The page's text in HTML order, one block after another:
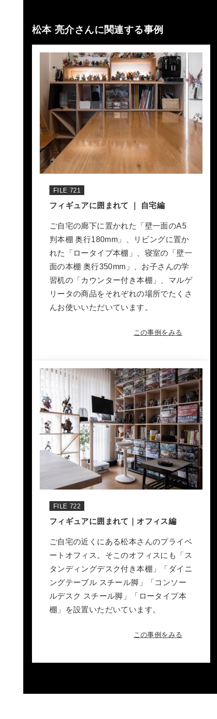
松本 亮介さんに関連する事例
FILE 721
フィギュアに囲まれて ｜ 自宅編
ご自宅の廊下に置かれた「壁一面のA5
判本棚 奥行180mm」、リビングに置か
れた「ロータイプ本棚」、寝室の「壁一
面の本棚 奥行350mm」、お子さんの学
習机の「カウンター付き本棚」、マルゲ
リータの商品をそれぞれの場所でたくさ
んお使いいただいています。
この事例をみる
FILE 722
フィギュアに囲まれて｜オフィス編
ご自宅の近くにある松本さんのプライベ
ートオフィス。そこのオフィスにも「ス
タンディングデスク付き本棚」「ダイニ
ングテーブル スチール脚」「コンソー
ルデスク スチール脚」「ロータイプ本
棚」を設置いただいています。
この事例をみる